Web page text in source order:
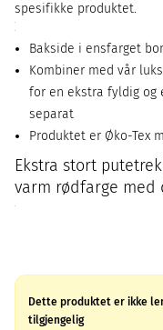
spesifikke produktet.
Bakside i ensfarget
Kombiner med vår
for en ekstra fyldig og
separat
Produktet er Øko-Tex
Ekstra stort
varm rødfarge med
Dette produktet er ikke
tilgjengelig